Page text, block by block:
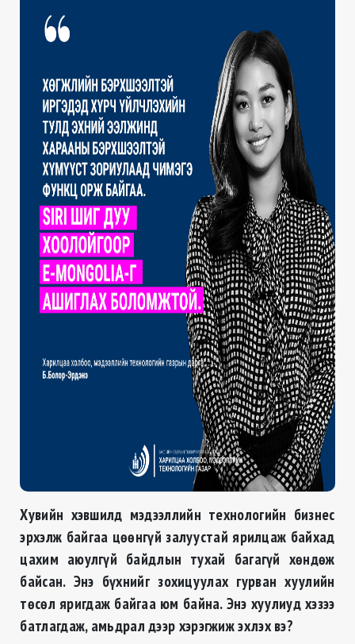
Хувийн хэвшилд мэдээллийн технологийн бизнес
эрхэлж байгаа цөөнгүй залуустай ярилцаж байхад
цахим аюулгүй байдлын тухай багагүй хөндөж
байсан. Энэ бүхнийг зохицуулах гурван хуулийн
төсөл яригдаж байгаа юм байна. Энэ хуулиуд хэзээ
батлагдаж, амьдрал дээр хэрэгжиж эхлэх вэ?